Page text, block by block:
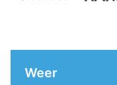
Weer